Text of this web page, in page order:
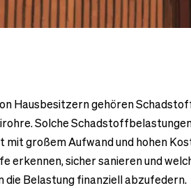
Hausbesitzern gehören
Solche
mit großem Aufwand und hohen
erkennen, sicher sanieren und
die Belastung finanziell abzufedern.